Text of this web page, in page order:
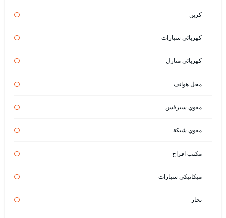
كرين
كهربائي سيارات
كهربائي منازل
محل هواتف
مقوي سيرفس
مقوي شبكة
مكتب افراح
ميكانيكي سيارات
نجار